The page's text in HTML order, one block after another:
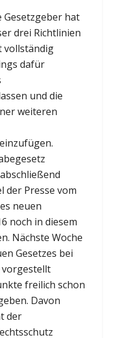
Gesetzgeber hat
drei Richtlinien
vollständig
dafür
und die
weiteren
der Presse vom
neuen
noch in diesem
Nächste Woche
Gesetzes bei
freilich schon
Davon
der